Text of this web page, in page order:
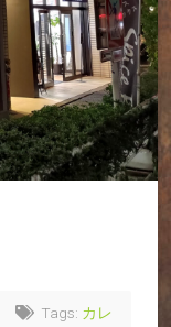
Tags: カレ